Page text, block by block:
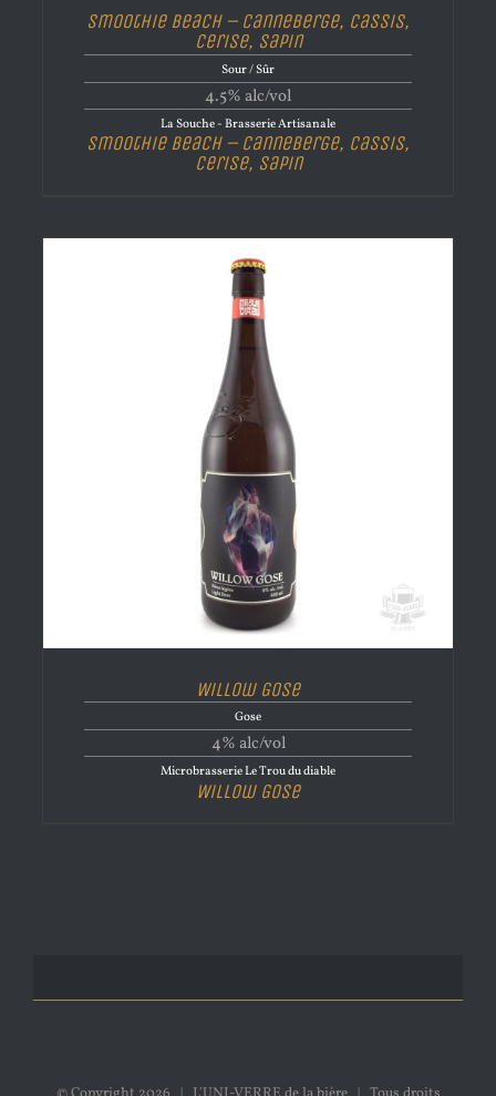
Smoothie Beach – Canneberge, Cassis,
Cerise, Sapin
Sour / Sûr
4.5% alc/vol
La Souche - Brasserie Artisanale
Smoothie Beach – Canneberge, Cassis,
Cerise, Sapin
Willow Gose
Gose
4% alc/vol
Microbrasserie Le Trou du diable
Willow Gose